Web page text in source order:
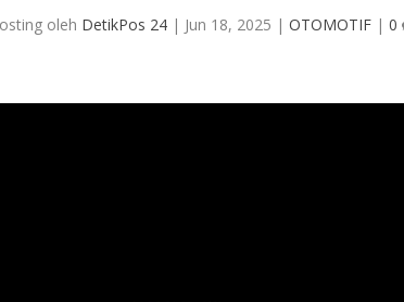
oleh DetikPos 24 | Jun 18, 2025 |OTOMOTIF |0